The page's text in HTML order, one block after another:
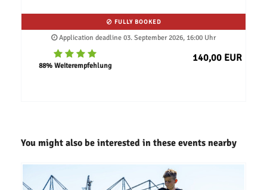
FULLY BOOKED
Application deadline 03. September 2026, 16:00 Uhr
88% Weiterempfehlung
140,00 EUR
You might also be interested in these events nearby